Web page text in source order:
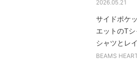
2026.05.21
サイドポケ
エットのT
シャツとレ
BEAMS